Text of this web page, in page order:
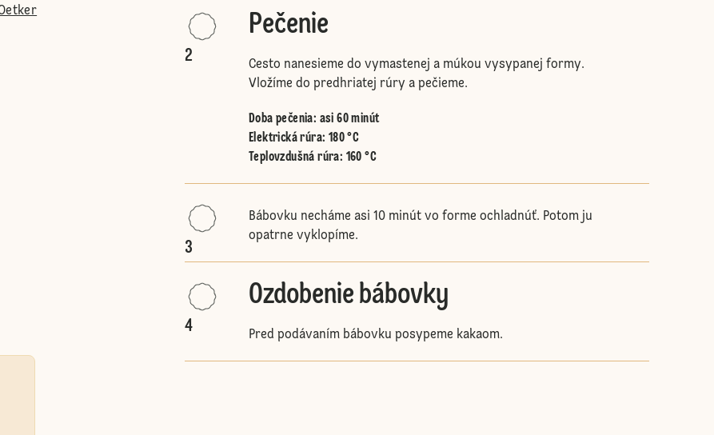
2
Pečenie
Cesto nanesieme do vymastenej a múkou vysypanej formy.
Vložíme do predhriatej rúry a pečieme.
Doba pečenia: asi 60 minút
Elektrická rúra: 180 °C
Teplovzdušná rúra: 160 °C
3
Bábovku necháme asi 10 minút vo forme ochladnúť. Potom ju
opatrne vyklopíme.
4
Ozdobenie bábovky
Pred podávaním bábovku posypeme kakaom.